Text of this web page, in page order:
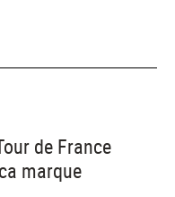
de France
marque